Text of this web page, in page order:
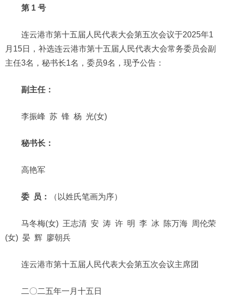
第 1 号
连云港市第十五届人民代表大会第五次会议于2025年1
月15日，补选连云港市第十五届人民代表大会常务委员会副
主任3名，秘书长1名，委员9名，现予公告：
副主任：
李振峰 苏 锋 杨 光(女)
秘书长：
高艳军
委 员： （以姓氏笔画为序）
马冬梅(女) 王志清 安 涛 许 明 李 冰 陈万海 周伦荣
(女) 晏 辉 廖朝兵
连云港市第十五届人民代表大会第五次会议主席团
二〇二五年一月十五日